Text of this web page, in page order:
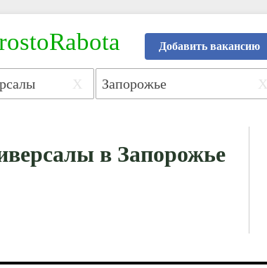
Добавить вакансию
X X
в Запорожье